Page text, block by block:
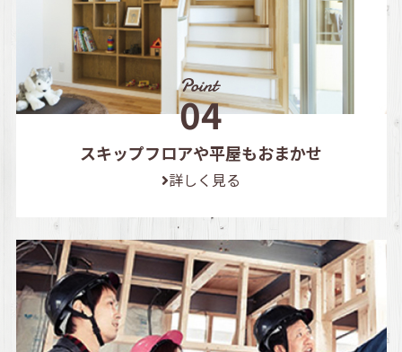
スキップフロアや平屋もおまかせ
詳しく見る